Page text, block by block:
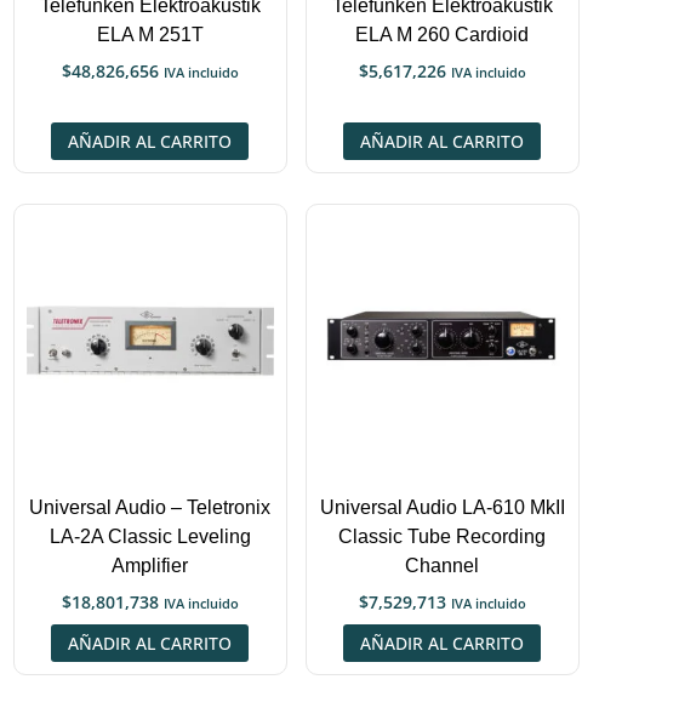
Telefunken Elektroakustik
ELA M 251T
$48,826,656 IVA incluido
AÑADIR AL CARRITO
Telefunken Elektroakustik
ELA M 260 Cardioid
$5,617,226 IVA incluido
AÑADIR AL CARRITO
Universal Audio – Teletronix
LA-2A Classic Leveling
Amplifier
$18,801,738 IVA incluido
AÑADIR AL CARRITO
Universal Audio LA-610 MkII
Classic Tube Recording
Channel
$7,529,713 IVA incluido
AÑADIR AL CARRITO